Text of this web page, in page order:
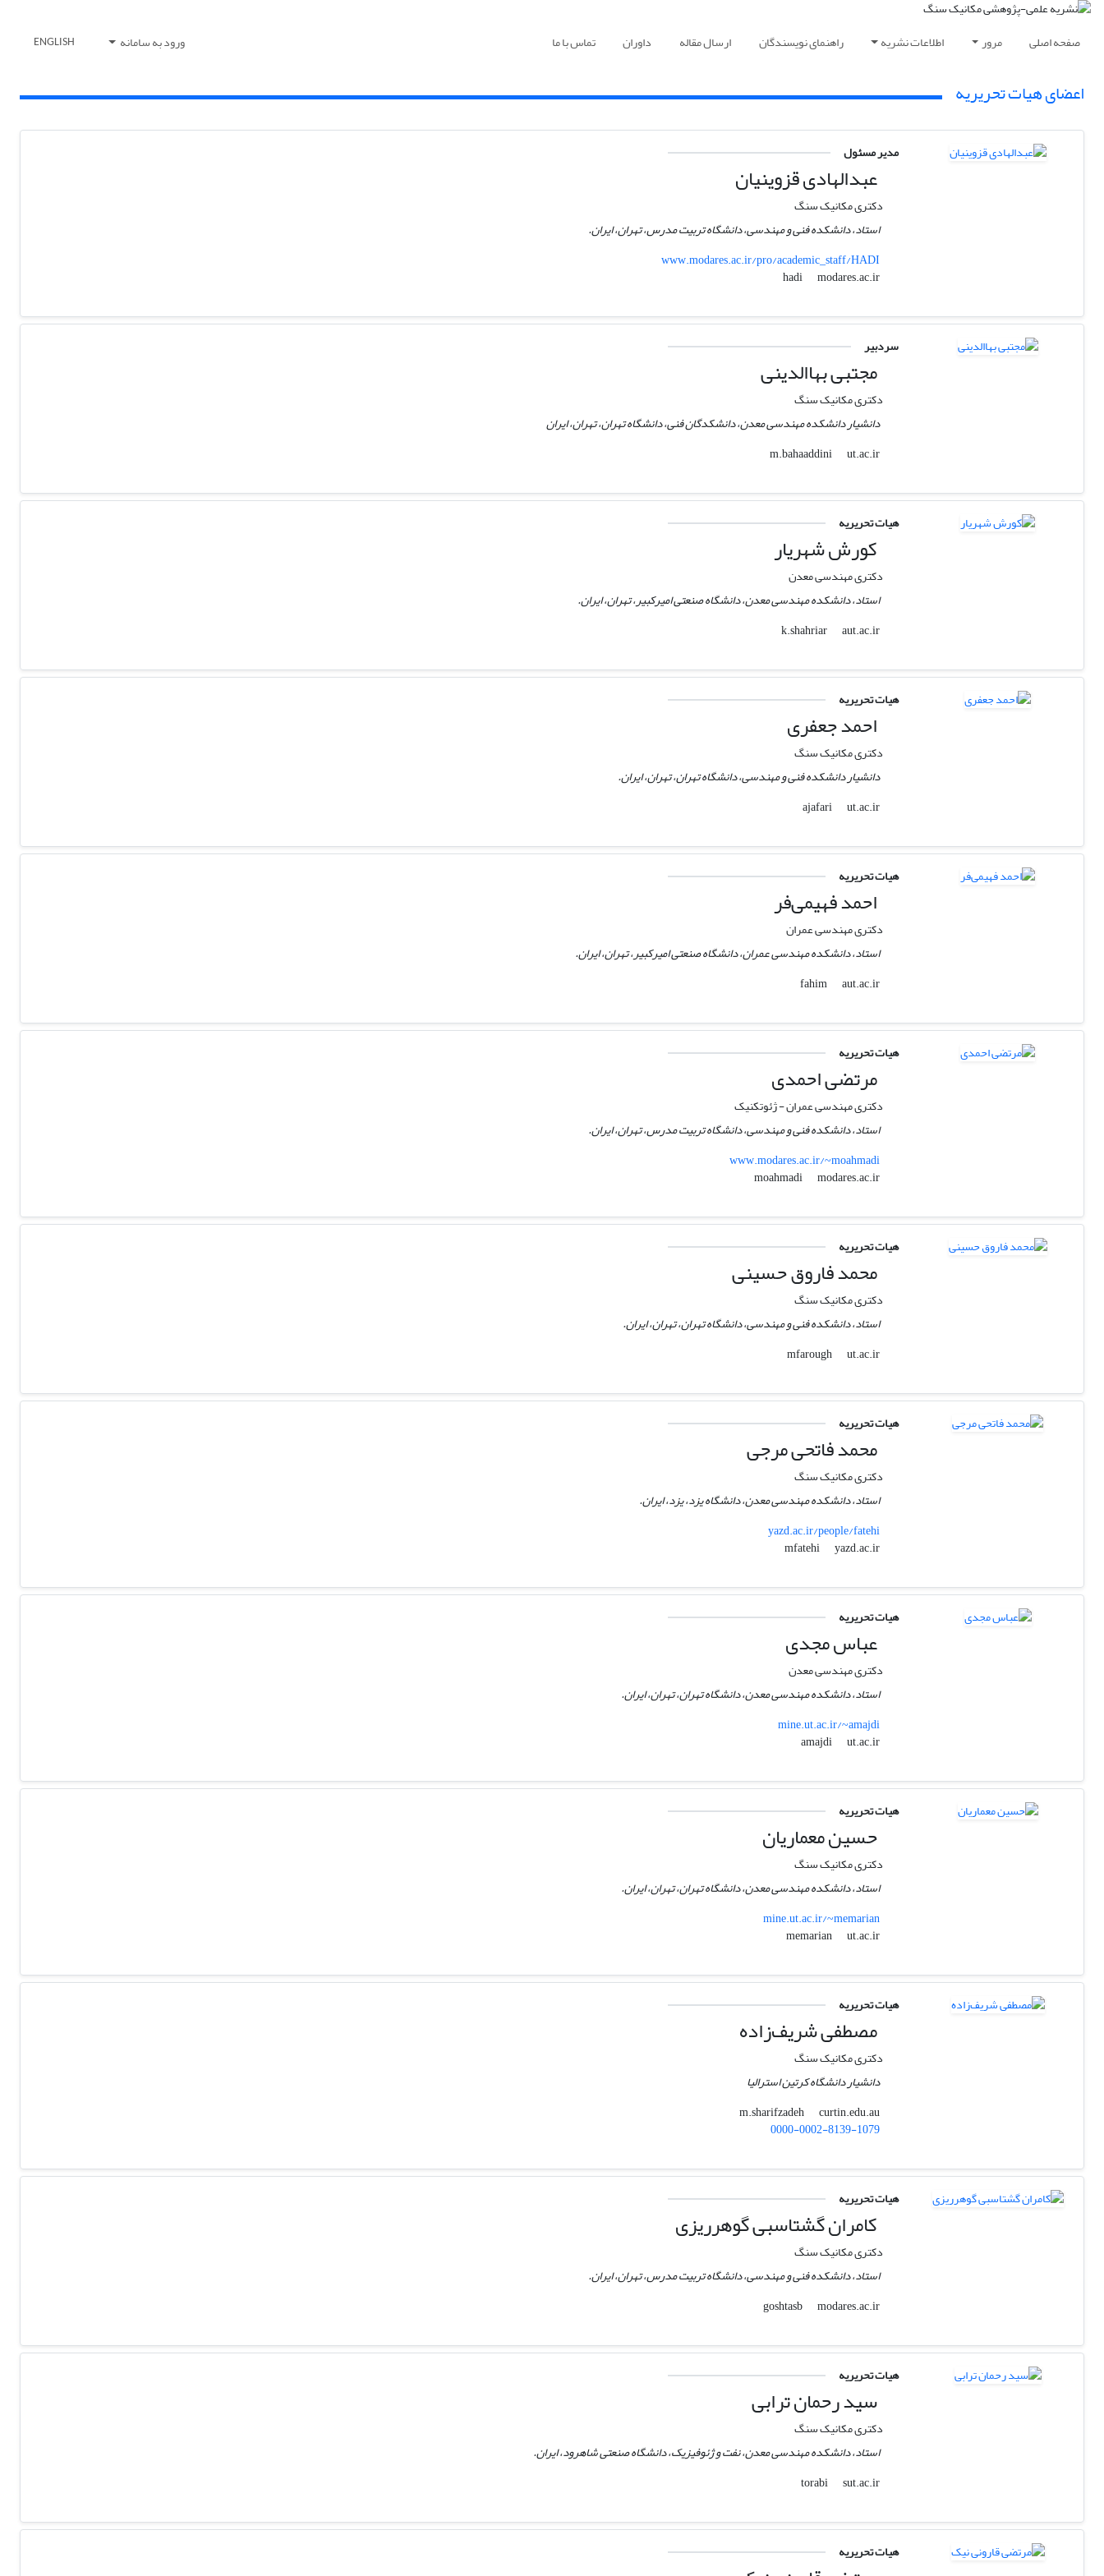
صفحه اصلی مرور اطلاعات نشریه راهنمای نویسندگان ارسال مقاله داوران تماس با ما ورود به سامانه ENGLISH
اعضای هیات تحریریه
مدیر مسئول
عبدالهادی قزوینیان
دکتری مکانیک سنگ
استاد، دانشکده فنی و مهندسی، دانشگاه تربیت مدرس، تهران، ایران.
www.modares.ac.ir/pro/academic_staff/HADI
hadi
modares.ac.ir
سردبیر
مجتبی بهاالدینی
دکتری مکانیک سنگ
دانشیار دانشکده مهندسی معدن، دانشکدگان فنی، دانشگاه تهران، تهران، ایران
m.bahaaddini
ut.ac.ir
هیات تحریریه
کورش شهریار
دکتری مهندسی معدن
استاد، دانشکده مهندسی معدن، دانشگاه صنعتی امیرکبیر، تهران، ایران.
k.shahriar
aut.ac.ir
هیات تحریریه
احمد جعفری
دکتری مکانیک سنگ
دانشیار دانشکده فنی و مهندسی، دانشگاه تهران، تهران، ایران.
ajafari
ut.ac.ir
هیات تحریریه
احمد فهیمی‌فر
دکتری مهندسی عمران
استاد، دانشکده مهندسی عمران، دانشگاه صنعتی امیرکبیر، تهران، ایران.
fahim
aut.ac.ir
هیات تحریریه
مرتضی احمدی
دکتری مهندسی عمران - ژئوتکنیک
استاد، دانشکده فنی و مهندسی، دانشگاه تربیت مدرس، تهران، ایران.
www.modares.ac.ir/~moahmadi
moahmadi
modares.ac.ir
هیات تحریریه
محمد فاروق حسینی
دکتری مکانیک سنگ
استاد، دانشکده فنی و مهندسی، دانشگاه تهران، تهران، ایران.
mfarough
ut.ac.ir
هیات تحریریه
محمد فاتحی مرجی
دکتری مکانیک سنگ
استاد، دانشکده مهندسی معدن، دانشگاه یزد، یزد، ایران.
yazd.ac.ir/people/fatehi
mfatehi
yazd.ac.ir
هیات تحریریه
عباس مجدی
دکتری مهندسی معدن
استاد، دانشکده مهندسی معدن، دانشگاه تهران، تهران، ایران.
mine.ut.ac.ir/~amajdi
amajdi
ut.ac.ir
هیات تحریریه
حسین معماریان
دکتری مکانیک سنگ
استاد، دانشکده مهندسی معدن، دانشگاه تهران، تهران، ایران.
mine.ut.ac.ir/~memarian
memarian
ut.ac.ir
هیات تحریریه
مصطفی شریف‌زاده
دکتری مکانیک سنگ
دانشیار دانشگاه کرتین استرالیا
m.sharifzadeh
curtin.edu.au
0000-0002-8139-1079
هیات تحریریه
کامران گشتاسبی گوهرریزی
دکتری مکانیک سنگ
استاد، دانشکده فنی و مهندسی، دانشگاه تربیت مدرس، تهران، ایران.
goshtasb
modares.ac.ir
هیات تحریریه
سید رحمان ترابی
دکتری مکانیک سنگ
استاد، دانشکده مهندسی معدن، نفت و ژئوفیزیک، دانشگاه صنعتی شاهرود، ایران.
torabi
sut.ac.ir
هیات تحریریه